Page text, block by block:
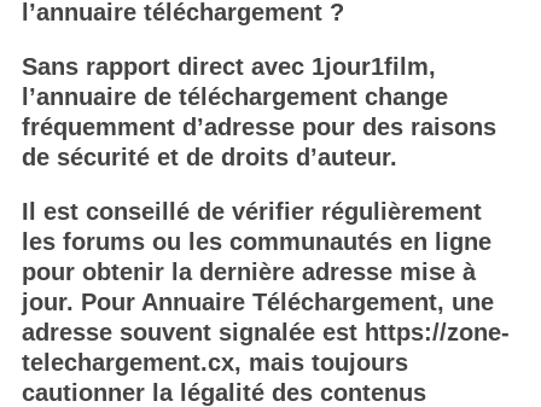
l’annuaire téléchargement ?
Sans rapport direct avec 1jour1film,
l’annuaire de téléchargement change
fréquemment d’adresse pour des raisons
de sécurité et de droits d’auteur.
Il est conseillé de vérifier régulièrement
les forums ou les communautés en ligne
pour obtenir la dernière adresse mise à
jour. Pour Annuaire Téléchargement, une
adresse souvent signalée est https://zone-
telechargement.cx, mais toujours
cautionner la légalité des contenus